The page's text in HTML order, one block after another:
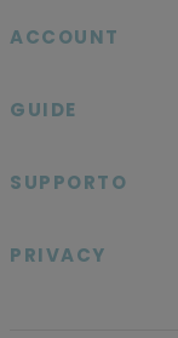
ACCOUNT
GUIDE
SUPPORTO
PRIVACY